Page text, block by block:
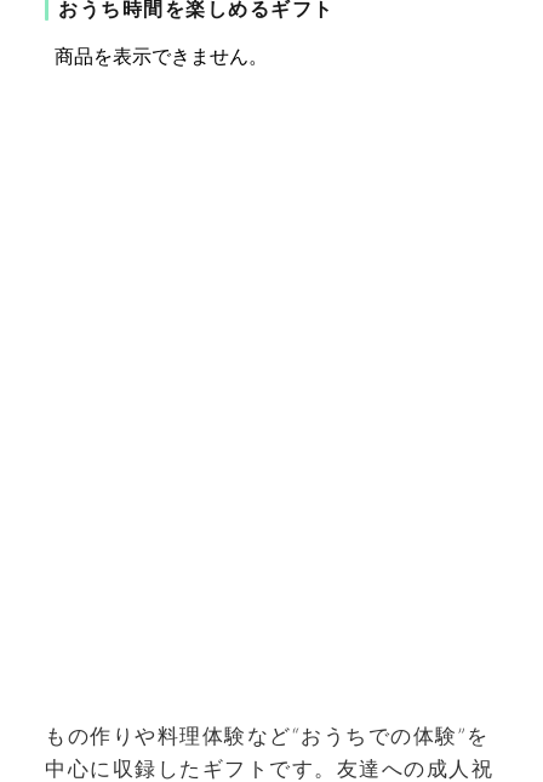
おうち時間を楽しめるギフト
もの作りや料理体験など“おうちでの体験”を
中心に収録したギフトです。友達への成人祝